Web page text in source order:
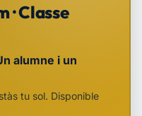
Classe
alumne i un
tu sol. Disponible